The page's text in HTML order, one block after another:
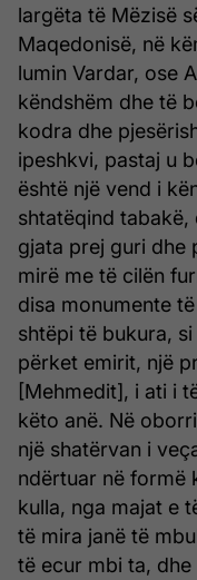
largëta të Mëzisë
Maqedonisë, në
lumin Vardar, ose
këndshëm dhe të
kodra dhe
ipeshkvi, pastaj u
është një vend i
shtatëqind
gjata prej guri dhe
mirë me të cilën
disa monumente
shtëpi të bukura,
përket emirit, një
[Mehmedit], i ati i
këto anë. Në
një shatërvan i
ndërtuar në formë
kulla, nga majat e
të mira janë të
të ecur mbi ta,